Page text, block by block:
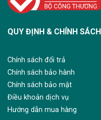
QUY ĐỊNH & CHÍNH SÁCH
Chính sách đổi trả
Chính sách bảo hành
Chính sách bảo mật
Điều khoản dịch vụ
Hướng dẫn mua hàng